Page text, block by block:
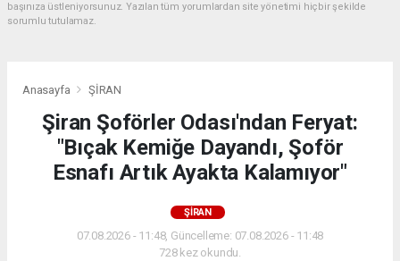
başınıza üstleniyorsunuz. Yazılan tüm yorumlardan site yönetimi hiçbir şekilde
sorumlu tutulamaz.
Anasayfa ŞİRAN
Şiran Şoförler Odası'ndan Feryat:
"Bıçak Kemiğe Dayandı, Şoför
Esnafı Artık Ayakta Kalamıyor"
ŞİRAN
07.08.2026 - 11:48, Güncelleme: 07.08.2026 - 11:48
728 kez okundu.